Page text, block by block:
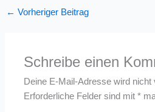
← Vorheriger Beitrag
Schreibe einen
Deine E-Mail-Adresse wird nicht
Erforderliche Felder sind mit*